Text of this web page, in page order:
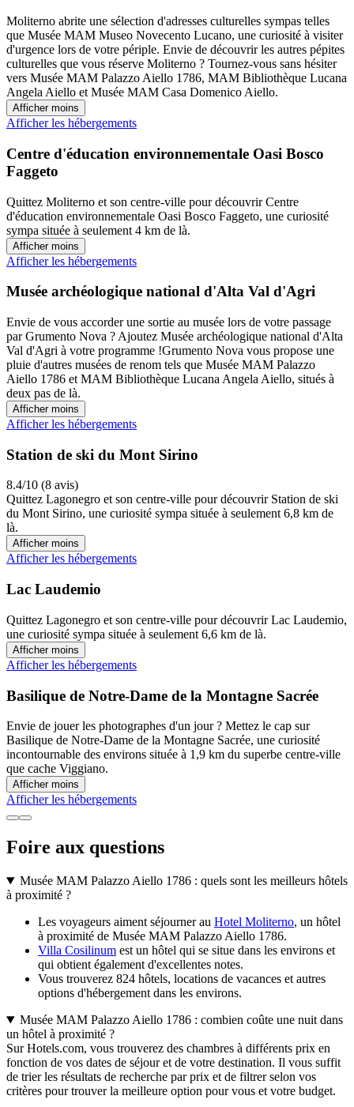
Moliterno abrite une sélection d'adresses culturelles sympas telles
que Musée MAM Museo Novecento Lucano, une curiosité à visiter
d'urgence lors de votre périple. Envie de découvrir les autres pépites
culturelles que vous réserve Moliterno ? Tournez-vous sans hésiter
vers Musée MAM Palazzo Aiello 1786, MAM Bibliothèque Lucana
Angela Aiello et Musée MAM Casa Domenico Aiello.
Afficher moins
Afficher les hébergements
Centre d'éducation environnementale Oasi Bosco
Faggeto
Quittez Moliterno et son centre-ville pour découvrir Centre
d'éducation environnementale Oasi Bosco Faggeto, une curiosité
sympa située à seulement 4 km de là.
Afficher moins
Afficher les hébergements
Musée archéologique national d'Alta Val d'Agri
Envie de vous accorder une sortie au musée lors de votre passage
par Grumento Nova ? Ajoutez Musée archéologique national d'Alta
Val d'Agri à votre programme !Grumento Nova vous propose une
pluie d'autres musées de renom tels que Musée MAM Palazzo
Aiello 1786 et MAM Bibliothèque Lucana Angela Aiello, situés à
deux pas de là.
Afficher moins
Afficher les hébergements
Station de ski du Mont Sirino
8.4/10 (8 avis)
Quittez Lagonegro et son centre-ville pour découvrir Station de ski
du Mont Sirino, une curiosité sympa située à seulement 6,8 km de
là.
Afficher moins
Afficher les hébergements
Lac Laudemio
Quittez Lagonegro et son centre-ville pour découvrir Lac Laudemio,
une curiosité sympa située à seulement 6,6 km de là.
Afficher moins
Afficher les hébergements
Basilique de Notre-Dame de la Montagne Sacrée
Envie de jouer les photographes d'un jour ? Mettez le cap sur
Basilique de Notre-Dame de la Montagne Sacrée, une curiosité
incontournable des environs située à 1,9 km du superbe centre-ville
que cache Viggiano.
Afficher moins
Afficher les hébergements
Foire aux questions
Musée MAM Palazzo Aiello 1786 : quels sont les meilleurs hôtels
à proximité ?
Les voyageurs aiment séjourner au Hotel Moliterno, un hôtel
à proximité de Musée MAM Palazzo Aiello 1786.
Villa Cosilinum est un hôtel qui se situe dans les environs et
qui obtient également d'excellentes notes.
Vous trouverez 824 hôtels, locations de vacances et autres
options d'hébergement dans les environs.
Musée MAM Palazzo Aiello 1786 : combien coûte une nuit dans
un hôtel à proximité ?
Sur Hotels.com, vous trouverez des chambres à différents prix en
fonction de vos dates de séjour et de votre destination. Il vous suffit
de trier les résultats de recherche par prix et de filtrer selon vos
critères pour trouver la meilleure option pour vous et votre budget.